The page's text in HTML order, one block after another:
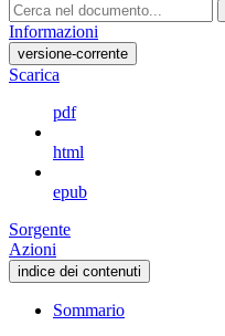
Informazioni
versione-corrente
Scarica
pdf
html
epub
Sorgente
Azioni
indice dei contenuti
Sommario